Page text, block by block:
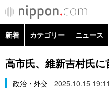
新着 カテゴリー ニュース
政治・外交
経済・ビジネス
高市氏、維新吉村氏
政治・外交 2025.10.15